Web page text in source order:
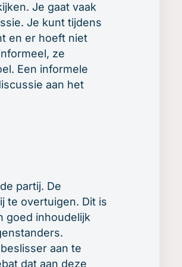
Je gaat vaak
Je kunt tijdens
en er hoeft niet
ze
Een informele
aan het
partij. De
te overtuigen. Dit is
goed inhoudelijk
aan te
dat aan deze